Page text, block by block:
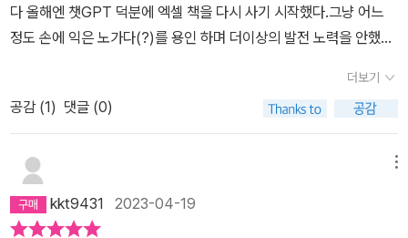
다 올해엔 챗GPT 덕분에 엑셀 책을 다시 사기 시작했다.그냥 어느
정도 손에 익은 노가다(?)를 용인 하며 더이상의 발전 노력을 안했었
면서 따끈따끈한 엑셀러 님의 책을 예약 구매.. 후 손에 넣었다..이것
으로 나의 업무에 어떤 변화가 있을지.. 드라마틱한 변화가 생길지는
모르겠지만.그래도 처음 엑셀/파워포인트를 배울 때 처럼 두근두근하
다. ^^
더보기
공감 (1) 댓글 (0)
kkt9431 2023-04-19